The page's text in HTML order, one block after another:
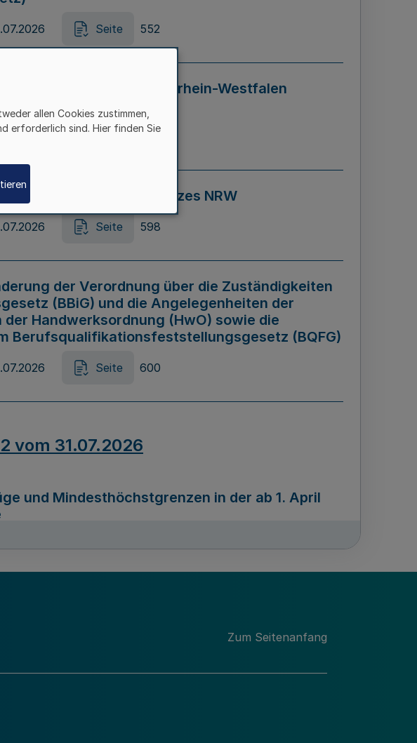
Seite 552
Diskriminierung in Nordrhein-Westfalen
– LADG NRW)
Seite 595
Online-Casinospiel Gesetzes NRW
Seite 598
der Verordnung über die Zuständigkeiten
(BBiG) und die Angelegenheiten der
Handwerksordnung (HwO) sowie die
Berufsqualifikationsfeststellungsgesetz (BQFG)
Seite 600
vom 31.07.2026
und Mindesthöchstgrenzen in der ab 1. April
des Förderprogramms „Mittelstand Innovativ &
Zum Seitenanfang
allen Cookies zustimmen,
erforderlich sind. Hier finden Sie